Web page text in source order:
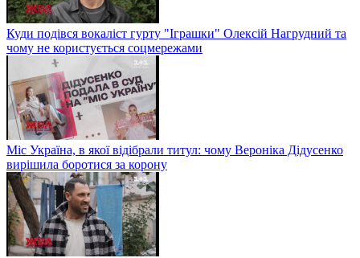
Куди подівся вокаліст гурту "Іграшки" Олексій Нагрудний та
чому не користується соцмережами
Міс Україна, в якої відібрали титул: чому Вероніка Дідусенко
вирішила боротися за корону